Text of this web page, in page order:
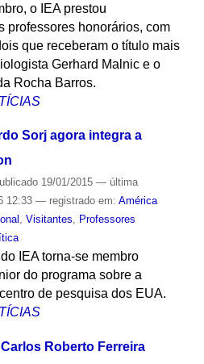
o IEA prestou
professores honorários, com
que receberam o título mais
Gerhard Malnic e o
Rocha Barros.
Sorj agora integra a
19/01/2015 — última
12:33 — registrado em: América
, Visitantes, Professores
IEA torna-se membro
do programa sobre a
de pesquisa dos EUA.
Roberto Ferreira